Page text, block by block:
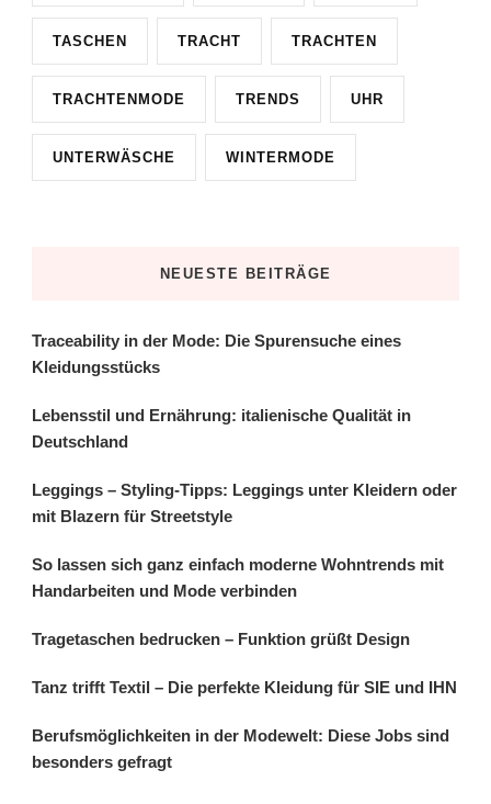
TASCHEN TRACHT TRACHTEN
TRACHTENMODE TRENDS UHR
UNTERWÄSCHE WINTERMODE
NEUESTE BEITRÄGE
Traceability in der Mode: Die Spurensuche eines
Kleidungsstücks
Lebensstil und Ernährung: italienische Qualität in
Deutschland
Leggings – Styling-Tipps: Leggings unter Kleidern oder
mit Blazern für Streetstyle
So lassen sich ganz einfach moderne Wohntrends mit
Handarbeiten und Mode verbinden
Tragetaschen bedrucken – Funktion grüßt Design
Tanz trifft Textil – Die perfekte Kleidung für SIE und IHN
Berufsmöglichkeiten in der Modewelt: Diese Jobs sind
besonders gefragt